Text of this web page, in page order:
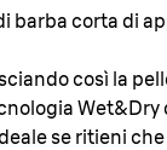
barba corta di
così la
se ritieni